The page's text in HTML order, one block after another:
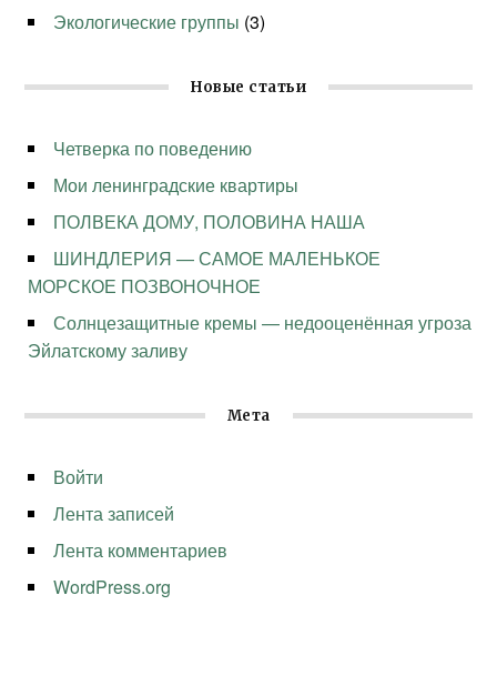
Экологические группы (3)
Новые статьи
Четверка по поведению
Мои ленинградские квартиры
ПОЛВЕКА ДОМУ, ПОЛОВИНА НАША
ШИНДЛЕРИЯ — САМОЕ МАЛЕНЬКОЕ
МОРСКОЕ ПОЗВОНОЧНОЕ
Солнцезащитные кремы — недооценённая угроза
Эйлатскому заливу
Мета
Войти
Лента записей
Лента комментариев
WordPress.org